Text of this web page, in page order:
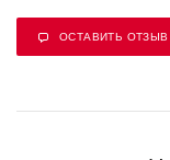
ОСТАВИТЬ ОТЗЫВ